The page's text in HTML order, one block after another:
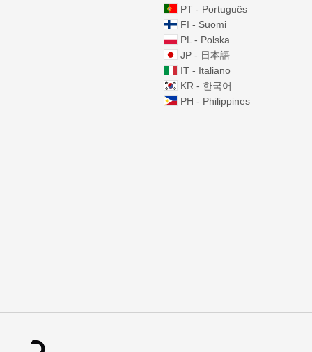
PT - Português
FI - Suomi
PL - Polska
JP - 日本語
IT - Italiano
KR - 한국어
PH - Philippines